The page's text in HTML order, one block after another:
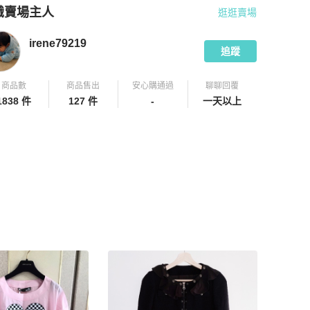
賣場主人
拍拍圈嚴選賣家
逛逛賣場
irene79219
追蹤
商品數
件
商品售出
127 件
安心購通過
-
聊聊回覆
一天以上